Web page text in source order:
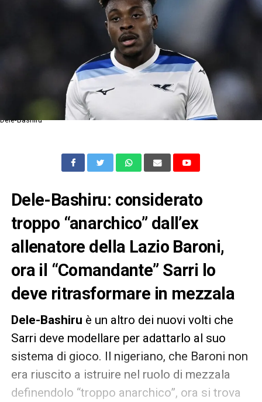
Dele-Bashiru
Dele-Bashiru: considerato
troppo “anarchico” dall’ex
allenatore della Lazio Baroni,
ora il “Comandante” Sarri lo
deve ritrasformare in mezzala
Dele-Bashiru è un altro dei nuovi volti che
Sarri deve modellare per adattarlo al suo
sistema di gioco. Il nigeriano, che Baroni non
era riuscito a istruire nel ruolo di mezzala
definendolo “troppo anarchico”, ora si trova